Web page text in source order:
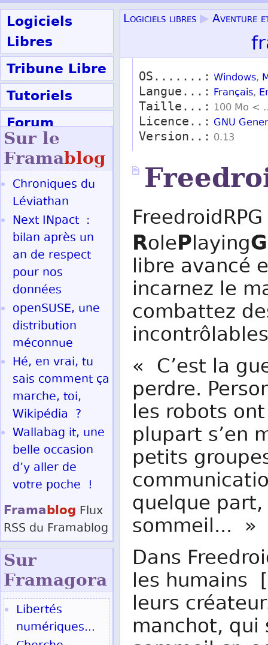
Logiciels
Libres
Tribune Libre
Tutoriels
Forum
Participer
Logiciels libres ▶ Aventure
OS.......: Windows,
Langue...: Français,
Taille...: 100 Mo <
Licence..: GNU
Version..: 0.13
RolePlayingG
libre avancé
incarnez le
combattez
« C’est la
perdre.
les robots
plupart s’en
petits
quelque part,
sommeil... »
Dans
les humains [
leurs
manchot, qui
Sur le
Framablog
Chroniques du
Léviathan
Next INpact :
bilan après un
an de respect
pour nos
données
openSUSE, une
distribution
méconnue
Hé, en vrai, tu
sais comment ça
marche, toi,
Wikipédia ?
Wallabag it, une
belle occasion
d’y aller de
votre poche !
Framablog Flux
RSS du Framablog
Sur
Framagora
Libertés
numériques...